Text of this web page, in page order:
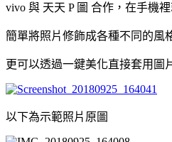
vivo 與 天天 P 圖 合作，在手機
簡單將照片修飾成各種不同的風
更可以透過一鍵美化直接套用圖
以下為示範照片原圖